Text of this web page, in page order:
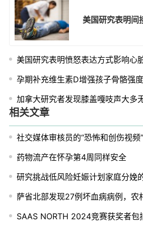
美国研究表明间
美国研究表明愤怒表达方式影响心
孕期补充维生素D增强孩子骨骼强度
加拿大研究者发现膝盖嘎吱声大多
相关文章
社交媒体审核员的“恐怖和创伤视频
药物流产在怀孕第4周同样安全
研究挑战低风险妊娠计划家庭分娩
萨省北部发现27例坏血病病例，农
SAAS NORTH 2024竞赛获奖者